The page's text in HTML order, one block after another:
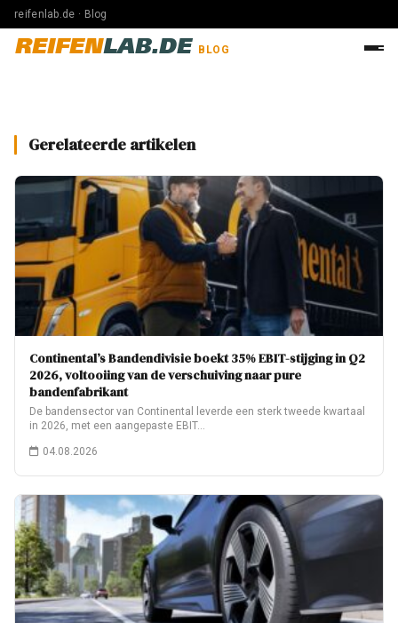
reifenlab.de · Blog
REIFENLAB.DE BLOG
Gerelateerde artikelen
Continental’s Bandendivisie boekt 35% EBIT-stijging in Q2
2026, voltooiing van de verschuiving naar pure
bandenfabrikant
De bandensector van Continental leverde een sterk tweede kwartaal
in 2026, met een aangepaste EBIT…
04.08.2026